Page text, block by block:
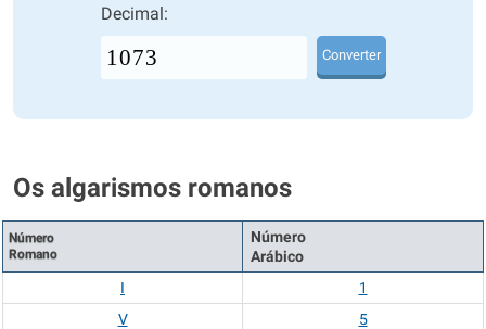
Decimal:
Converter
Os algarismos romanos
Número
Romano
Número
Arábico
I
1
V
5